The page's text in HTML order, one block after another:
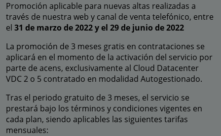
Promoción aplicable para nuevas altas realizadas a
través de nuestra web y canal de venta telefónico, entre
el 31 de marzo de 2022 y el 29 de junio de 2022
La promoción de 3 meses gratis en contrataciones se
aplicará en el momento de la activación del servicio por
parte de acens, exclusivamente al Cloud Datacenter
VDC 2 o 5 contratado en modalidad Autogestionado.
Tras el periodo gratuito de 3 meses, el servicio se
prestará bajo los términos y condiciones vigentes en
cada plan, siendo aplicables las siguientes tarifas
mensuales: